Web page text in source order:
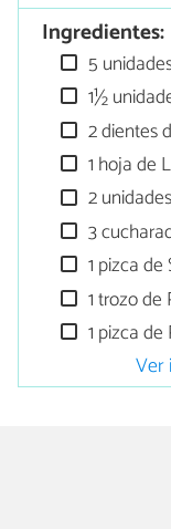
Ingredientes:
5
1½
2 dientes
1 hoja de
2
3
1 pizca de
1 trozo
1 pizca de
Ver